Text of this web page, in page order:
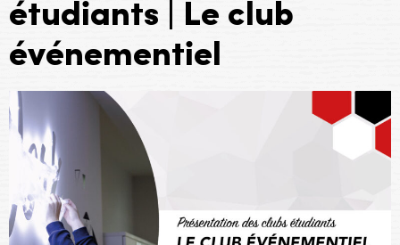
étudiants | Le club
événementiel